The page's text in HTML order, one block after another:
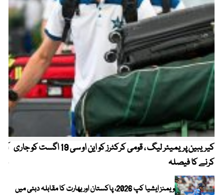
کیریبین پریمیئر لیگ ، قومی کرکٹرز کو این او سی 19 اگست کو جاری
کرنے کا فیصلہ
ویمنز ایشیا کپ 2026، پاکستان اور بھارت کا مقابلہ دبئی میں